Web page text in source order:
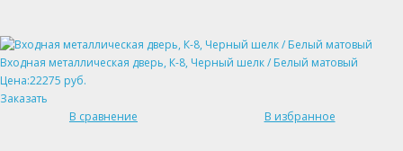
Входная металлическая дверь, К-8, Черный шелк / Белый матовый
Цена:22275 руб.
Заказать
В сравнение
В избранное